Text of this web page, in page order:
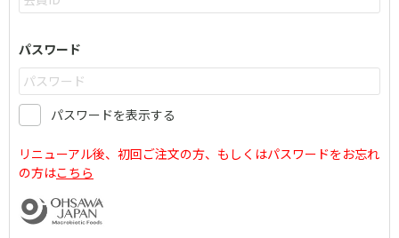
パスワード
パスワードを表示する
リニューアル後、初回ご注文の方、もしくはパスワードをお忘れ
の方はこちら